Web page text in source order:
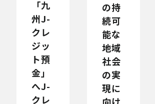
「九
州J-
クレ
ジッ
ト預
金」
へJ-
クレ
の持
続可
能な
地域
社会
の実
現に